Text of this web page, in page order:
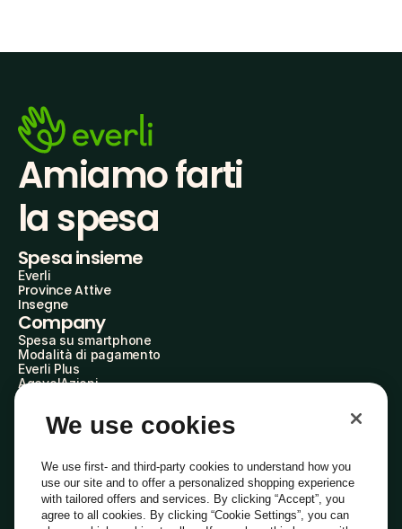
Amiamo farti
la spesa
Spesa insieme
Everli
Province Attive
Insegne
Company
Spesa su smartphone
Modalità di pagamento
Everli Plus
AgevolAzioni
Everli Shoppers
Scopri chi siamo
Domande frequenti
Lavora con noi
Diventa Shopper
We use cookies
We use first- and third-party cookies to understand how you
use our site and to offer a personalized shopping experience
with tailored offers and services. By clicking “Accept”, you
agree to all cookies. By clicking “Cookie Settings”, you can